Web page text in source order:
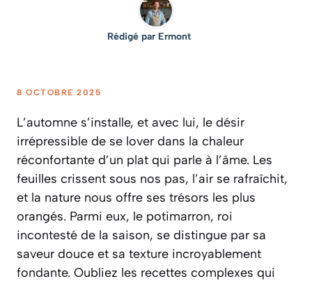
Rédigé par Ermont
8 OCTOBRE 2025
L’automne s’installe, et avec lui, le désir
irrépressible de se lover dans la chaleur
réconfortante d’un plat qui parle à l’âme. Les
feuilles crissent sous nos pas, l’air se rafraîchit,
et la nature nous offre ses trésors les plus
orangés. Parmi eux, le potimarron, roi
incontesté de la saison, se distingue par sa
saveur douce et sa texture incroyablement
fondante. Oubliez les recettes complexes qui